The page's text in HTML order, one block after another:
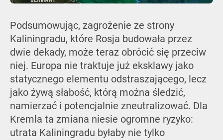
Podsumowując, zagrożenie ze strony
Kaliningradu, które Rosja budowała przez
dwie dekady, może teraz obrócić się przeciw
niej. Europa nie traktuje już eksklawy jako
statycznego elementu odstraszającego, lecz
jako żywą słabość, którą można śledzić,
namierzać i potencjalnie zneutralizować. Dla
Kremla ta zmiana niesie ogromne ryzyko:
utrata Kaliningradu byłaby nie tylko